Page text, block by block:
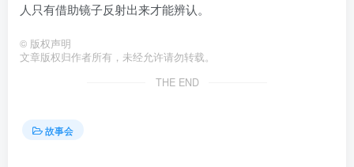
人只有借助镜子反射出来才能辨认。
© 版权声明
文章版权归作者所有，未经允许请勿转载。
THE END
故事会